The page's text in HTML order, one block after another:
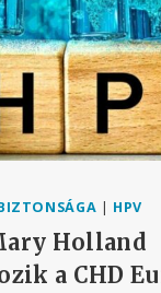
| HPV
Holland
a CHD